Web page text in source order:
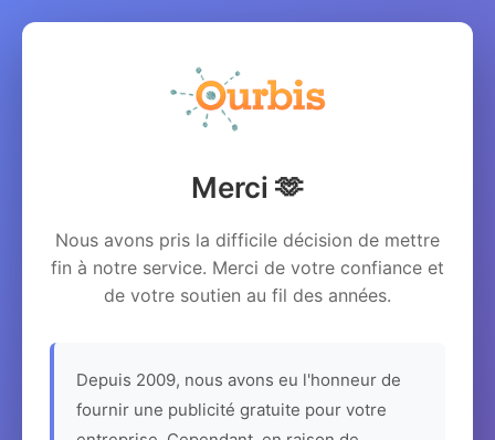
Merci 🫶
Nous avons pris la difficile décision de mettre
fin à notre service. Merci de votre confiance et
de votre soutien au fil des années.
Depuis 2009, nous avons eu l'honneur de
fournir une publicité gratuite pour votre